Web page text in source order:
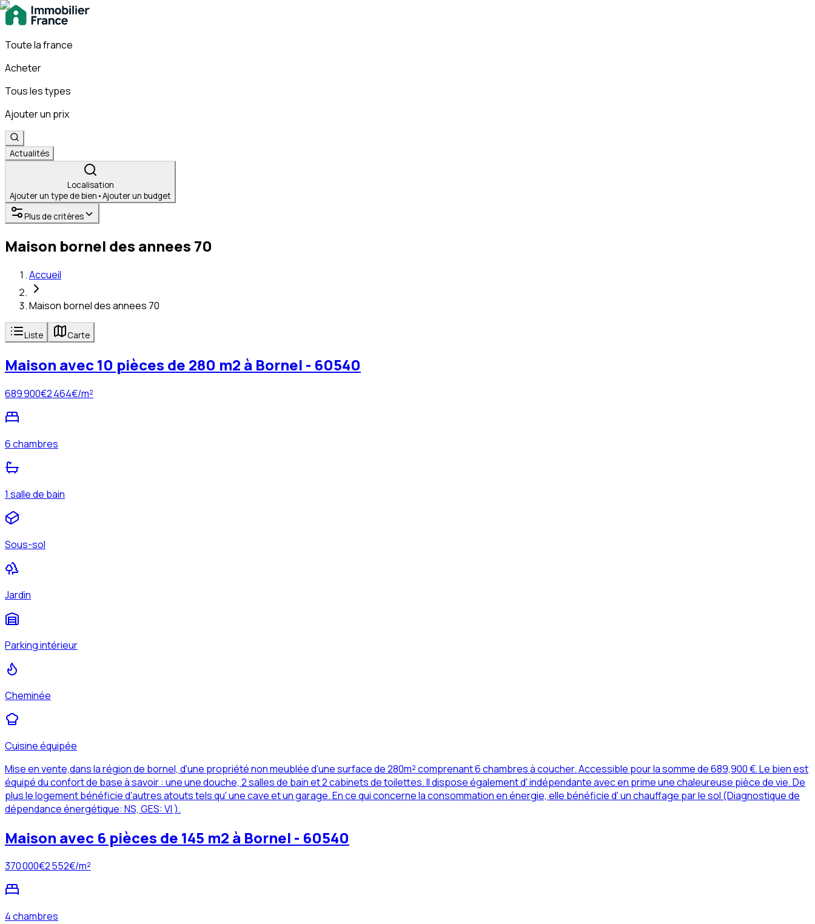
Toute la france
Acheter
Tous les types
Ajouter un prix
Actualités
Localisation
Ajouter un type de bien •Ajouter un budget
Plus de critères
Maison bornel des annees 70
Accueil
Maison bornel des annees 70
Liste Carte
Maison avec 10 pièces de 280 m2 à Bornel - 60540
689 900€2 464€/m²
6 chambres
1 salle de bain
Sous-sol
Jardin
Parking intérieur
Cheminée
Cuisine équipée
Mise en vente,dans la région de bornel, d'une propriété non meublée d'une surface de 280m² comprenant 6 chambres à coucher. Accessible pour la somme de 689,900 €. Le bien est
équipé du confort de base à savoir : une une douche, 2 salles de bain et 2 cabinets de toilettes. Il dispose également d' indépendante avec en prime une chaleureuse pièce de vie. De
plus le logement bénéficie d'autres atouts tels qu' une cave et un garage. En ce qui concerne la consommation en énergie, elle bénéficie d' un chauffage par le sol (Diagnostique de
dépendance énergétique: NS, GES: VI ).
Maison avec 6 pièces de 145 m2 à Bornel - 60540
370 000€2 552€/m²
4 chambres